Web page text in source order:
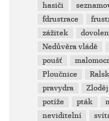
hasiči
fdrustrace
zážitek
Nedůvěra vládě
poušť
Ploučnice
pravydra
Zloděj
potíže
pták
neviditelní